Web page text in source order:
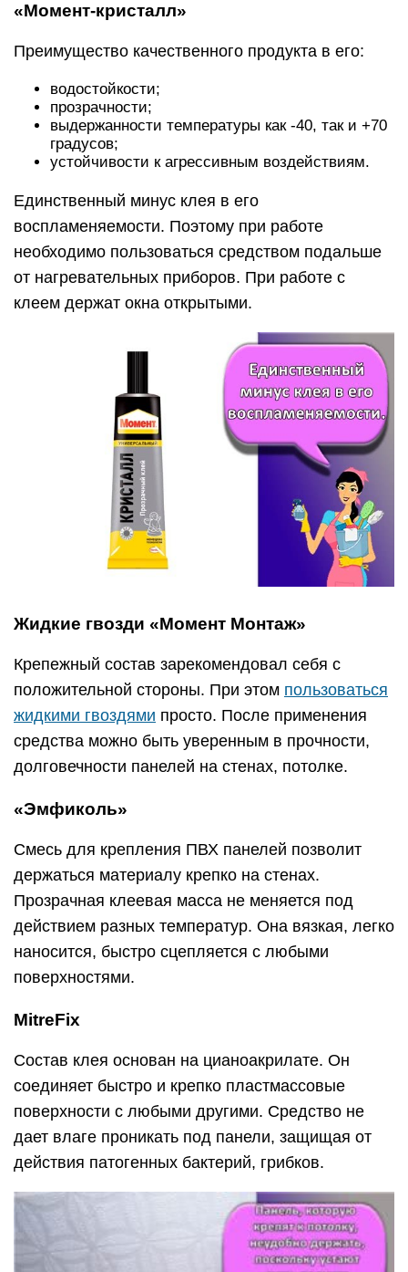
«Момент-кристалл»
Преимущество качественного продукта в его:
водостойкости;
прозрачности;
выдержанности температуры как -40, так и +70
градусов;
устойчивости к агрессивным воздействиям.
Единственный минус клея в его
воспламеняемости. Поэтому при работе
необходимо пользоваться средством подальше
от нагревательных приборов. При работе с
клеем держат окна открытыми.
Жидкие гвозди «Момент Монтаж»
Крепежный состав зарекомендовал себя с
положительной стороны. При этом пользоваться
жидкими гвоздями просто. После применения
средства можно быть уверенным в прочности,
долговечности панелей на стенах, потолке.
«Эмфиколь»
Смесь для крепления ПВХ панелей позволит
держаться материалу крепко на стенах.
Прозрачная клеевая масса не меняется под
действием разных температур. Она вязкая, легко
наносится, быстро сцепляется с любыми
поверхностями.
MitreFix
Состав клея основан на цианоакрилате. Он
соединяет быстро и крепко пластмассовые
поверхности с любыми другими. Средство не
дает влаге проникать под панели, защищая от
действия патогенных бактерий, грибков.